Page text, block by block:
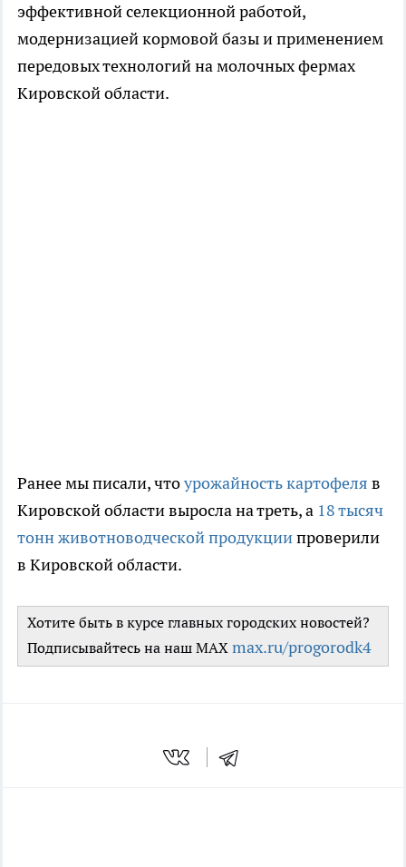
эффективной селекционной работой,
модернизацией кормовой базы и применением
передовых технологий на молочных фермах
Кировской области.
Ранее мы писали, чтоурожайность картофеля в
Кировской области выросла на треть, а 18 тысяч
тонн животноводческой продукциипроверили
в Кировской области.
Хотите быть в курсе главных городских новостей?
Подписывайтесь на наш MAX max.ru/progorodk4